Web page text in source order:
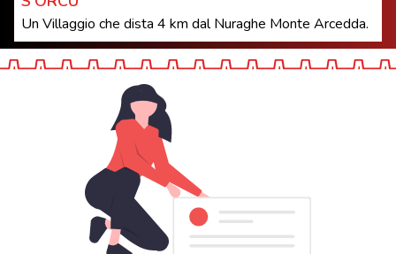
Un Villaggio che dista 4 km dal Nuraghe Monte Arcedda.